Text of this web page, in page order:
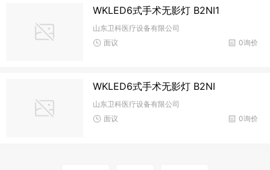
WKLED6式手术无影灯 B2NI1
山东卫科医疗设备有限公司
0询价
面议
WKLED6式手术无影灯 B2NI
山东卫科医疗设备有限公司
0询价
面议